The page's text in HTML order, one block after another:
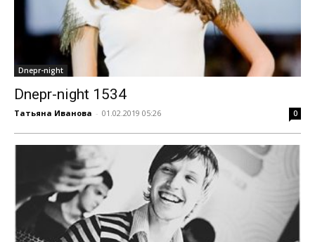
Dnepr-night
Dnepr-night 1534
Татьяна Иванова - 01.02.2019 05:26 0